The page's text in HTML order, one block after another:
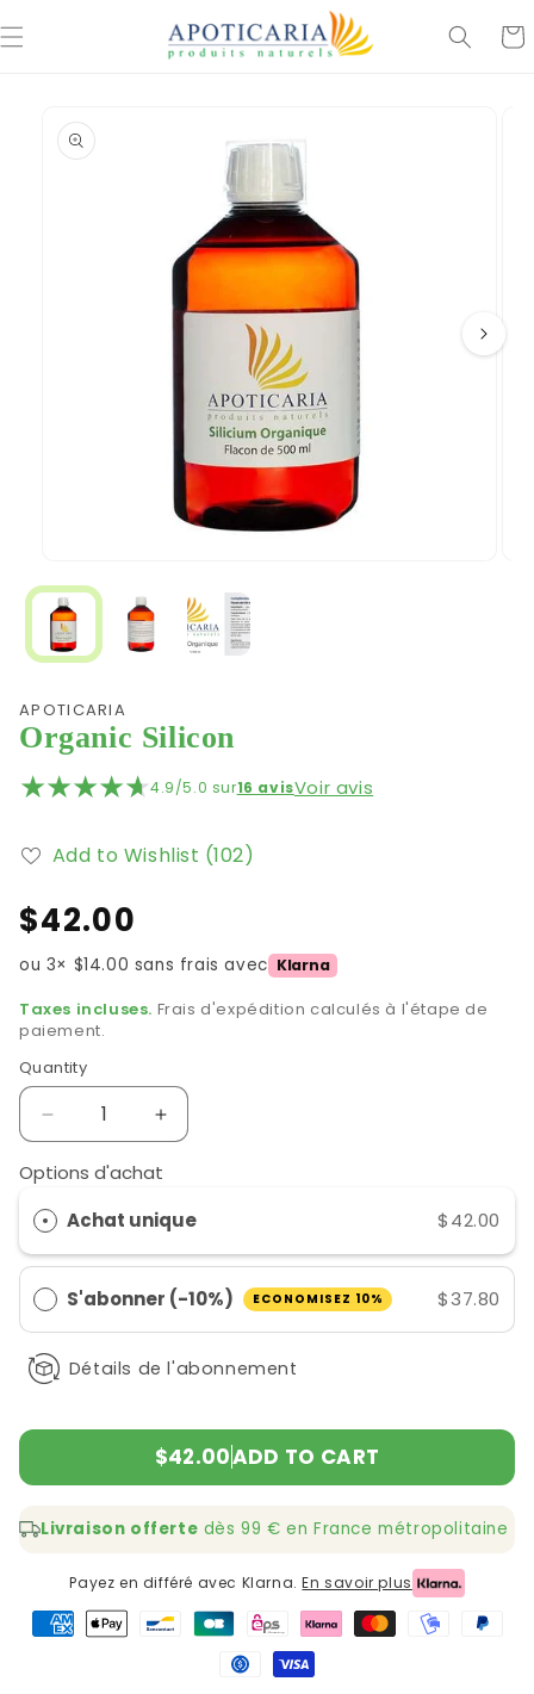
Cart
product
information
media
in
modal
APOTICARIA
Organic Silicon
4.9/5.0 sur16 avisVoir avis
Add to Wishlist (102)
Regular
price
$42.00
ou 3× $14.00 sans frais avec Klarna
Taxes incluses. Frais d'expédition calculés à l'étape de
paiement.
Quantity
Decrease
quantity
for
Organique
Increase
quantity
for
Organique
Options d'achat
Achat unique
$42.00
S'abonner (-10%) ECONOMISEZ 10% $37.80
Détails de l'abonnement
$42.00ADD TO CART
Livraison offerte dès 99 € en France métropolitaine
Payez en différé avec Klarna.En savoir plus